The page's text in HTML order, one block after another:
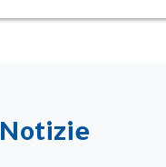
Notizie